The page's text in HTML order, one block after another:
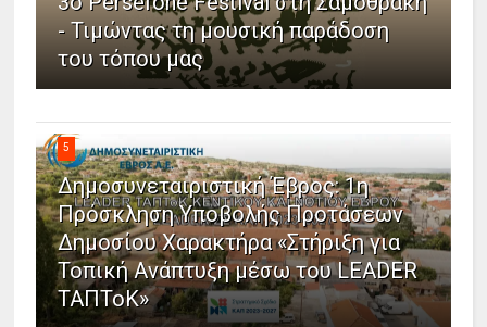
- Τιμώντας τη μουσική παράδοση
του τόπου μας
5
Δημοσυνεταιριστική Έβρος: 1η
Πρόσκληση Υποβολής Προτάσεων
Δημοσίου Χαρακτήρα «Στήριξη για
Τοπική Ανάπτυξη μέσω του LEADER
ΤΑΠΤοΚ»